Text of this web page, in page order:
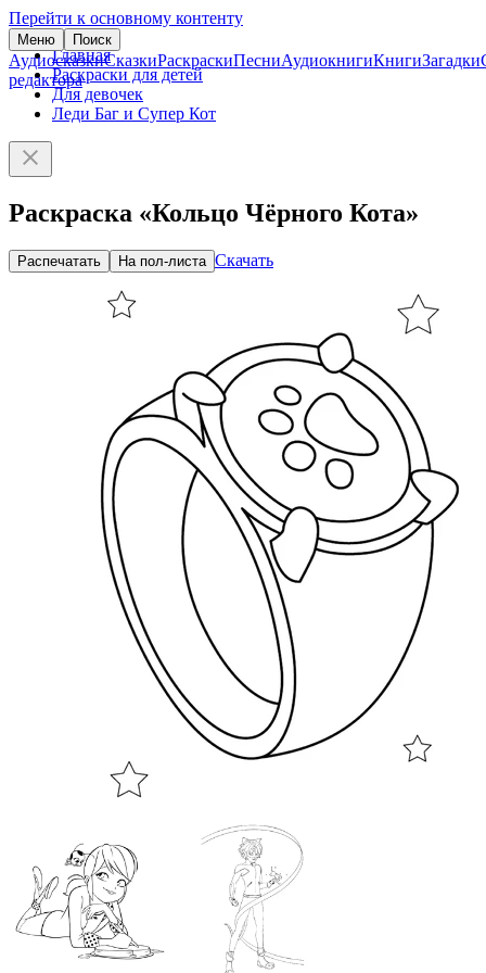
Перейти к основному контенту
Меню Поиск
АудиосказкиСказкиРаскраскиПесниАудиокнигиКнигиЗагадки
редактора
Главная
Раскраски для детей
Для девочек
Леди Баг и Супер Кот
Раскраска «Кольцо Чёрного Кота»
Распечатать На пол-листа Скачать